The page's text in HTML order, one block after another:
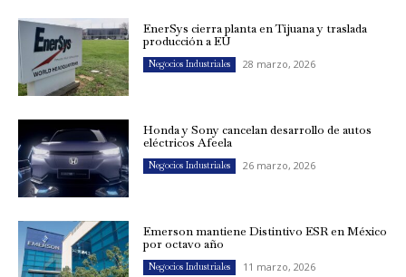
EnerSys cierra planta en Tijuana y traslada
producción a EU
Negocios Industriales 28 marzo, 2026
Honda y Sony cancelan desarrollo de autos
eléctricos Afeela
Negocios Industriales 26 marzo, 2026
Emerson mantiene Distintivo ESR en México
por octavo año
Negocios Industriales 11 marzo, 2026